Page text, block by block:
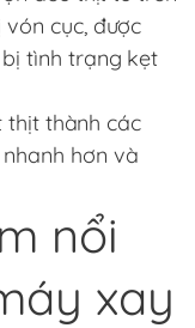
cục, được
tình trạng kẹt
thịt thành các
hơn và
nổi
xay